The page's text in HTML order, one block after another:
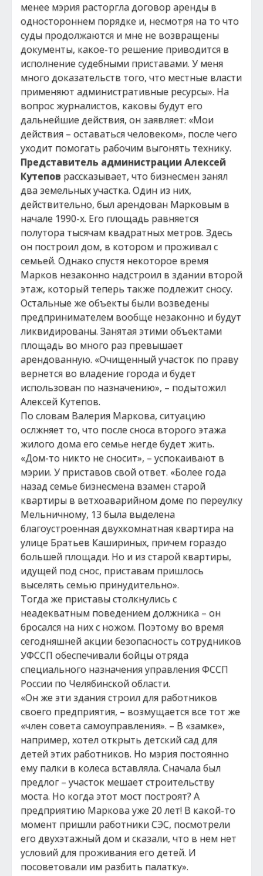
менее мэрия расторгла договор аренды в
одностороннем порядке и, несмотря на то что
суды продолжаются и мне не возвращены
документы, какое-то решение приводится в
исполнение судебными приставами. У меня
много доказательств того, что местные власти
применяют административные ресурсы». На
вопрос журналистов, каковы будут его
дальнейшие действия, он заявляет: «Мои
действия – оставаться человеком», после чего
уходит помогать рабочим выгонять технику.
Представитель администрации Алексей
Кутепов рассказывает, что бизнесмен занял
два земельных участка. Один из них,
действительно, был арендован Марковым в
начале 1990-х. Его площадь равняется
полутора тысячам квадратных метров. Здесь
он построил дом, в котором и проживал с
семьей. Однако спустя некоторое время
Марков незаконно надстроил в здании второй
этаж, который теперь также подлежит сносу.
Остальные же объекты были возведены
предпринимателем вообще незаконно и будут
ликвидированы. Занятая этими объектами
площадь во много раз превышает
арендованную. «Очищенный участок по праву
вернется во владение города и будет
использован по назначению», – подытожил
Алексей Кутепов.
По словам Валерия Маркова, ситуацию
ослжняет то, что после сноса второго этажа
жилого дома его семье негде будет жить.
«Дом-то никто не сносит», – успокаивают в
мэрии. У приставов свой ответ. «Более года
назад семье бизнесмена взамен старой
квартиры в ветхоаварийном доме по переулку
Мельничному, 13 была выделена
благоустроенная двухкомнатная квартира на
улице Братьев Кашириных, причем гораздо
большей площади. Но и из старой квартиры,
идущей под снос, приставам пришлось
выселять семью принудительно».
Тогда же приставы столкнулись с
неадекватным поведением должника – он
бросался на них с ножом. Поэтому во время
сегодняшней акции безопасность сотрудников
УФССП обеспечивали бойцы отряда
специального назначения управления ФССП
России по Челябинской области.
«Он же эти здания строил для работников
своего предприятия, – возмущается все тот же
«член совета самоуправления». – В «замке»,
например, хотел открыть детский сад для
детей этих работников. Но мэрия постоянно
ему палки в колеса вставляла. Сначала был
предлог – участок мешает строительству
моста. Но когда этот мост построят? А
предприятию Маркова уже 20 лет! В какой-то
момент пришли работники СЭС, посмотрели
его двухэтажный дом и сказали, что в нем нет
условий для проживания его детей. И
посоветовали им разбить палатку».